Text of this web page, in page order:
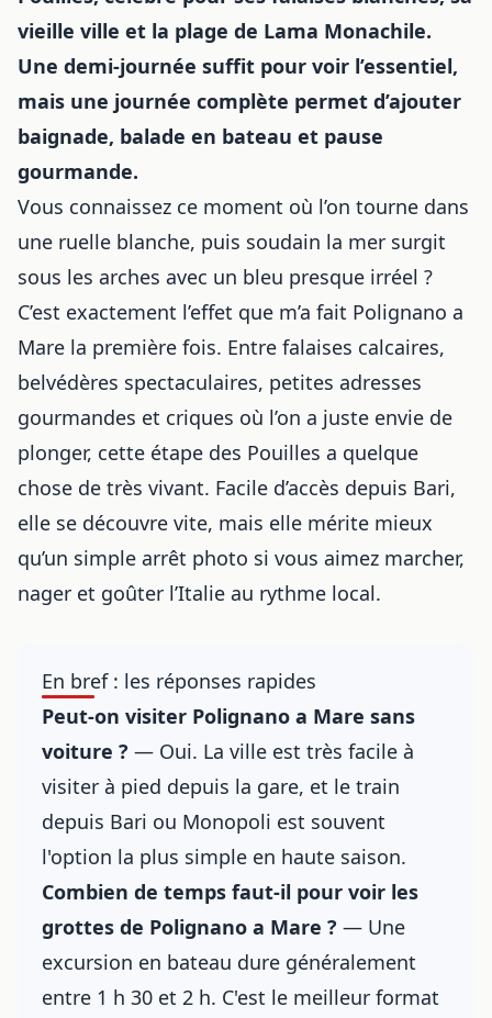
vieille ville et la plage de Lama Monachile.
Une demi-journée suffit pour voir l’essentiel,
mais une journée complète permet d’ajouter
baignade, balade en bateau et pause
gourmande.
Vous connaissez ce moment où l’on tourne dans
une ruelle blanche, puis soudain la mer surgit
sous les arches avec un bleu presque irréel ?
C’est exactement l’effet que m’a fait Polignano a
Mare la première fois. Entre falaises calcaires,
belvédères spectaculaires, petites adresses
gourmandes et criques où l’on a juste envie de
plonger, cette étape des Pouilles a quelque
chose de très vivant. Facile d’accès depuis Bari,
elle se découvre vite, mais elle mérite mieux
qu’un simple arrêt photo si vous aimez marcher,
nager et goûter l’Italie au rythme local.
En bref : les réponses rapides
Peut-on visiter Polignano a Mare sans
voiture ? — Oui. La ville est très facile à
visiter à pied depuis la gare, et le train
depuis Bari ou Monopoli est souvent
l'option la plus simple en haute saison.
Combien de temps faut-il pour voir les
grottes de Polignano a Mare ? — Une
excursion en bateau dure généralement
entre 1 h 30 et 2 h. C'est le meilleur format